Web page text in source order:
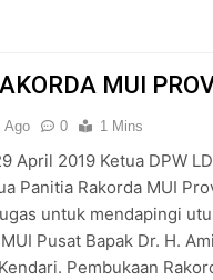
MUI
Ago 0 1 Mins
April 2019 Ketua DPW
Panitia Rakorda MUI
untuk mendapingi
Pusat Bapak Dr. H.
Pembukaan